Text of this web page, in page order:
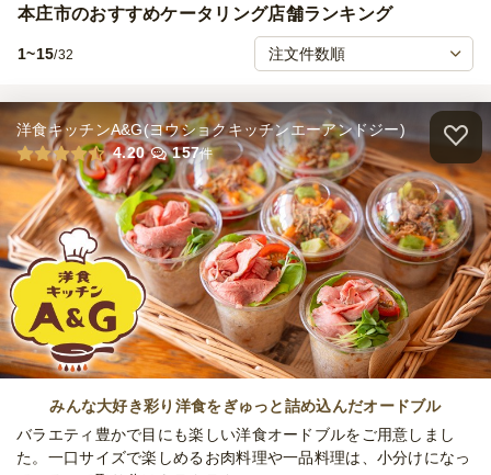
本庄市のおすすめケータリング店舗ランキング
1~15/32
洋食キッチンA&G(ヨウショクキッチンエーアンドジー)
4.20
157件
みんな大好き彩り洋食をぎゅっと詰め込んだオードブル
バラエティ豊かで目にも楽しい洋食オードブルをご用意しまし
た。一口サイズで楽しめるお肉料理や一品料理は、小分けになっ